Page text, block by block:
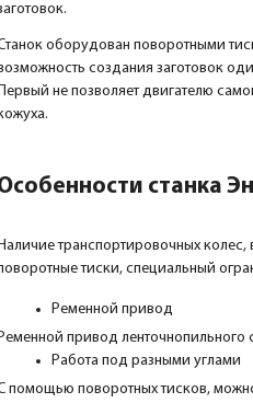
оборудован поворотными
создания заготовок
не позволяет двигателю
станка
транспортировочных
тиски, специальный
Ременной привод
привод ленточнопильного
Работа под разными углами
помощью поворотных тисков,